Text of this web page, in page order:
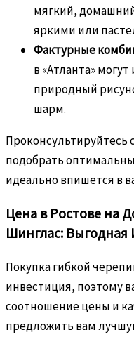
мягкий,
яркими или
Фактурные
в «Атланта»
природный
шарм.
подобрать
идеально впишется в
Цена в Ростове на
Шинглас: Выгодная
Покупка гибкой
инвестиция, поэтому
соотношение цены и
предложить вам